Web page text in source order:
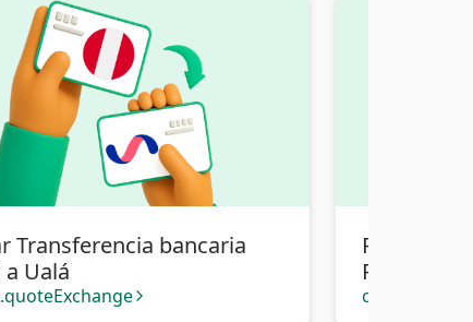
Transferencia bancaria
a Ualá
arrow_forward_ios
Pasar
Perú a
Bolivia